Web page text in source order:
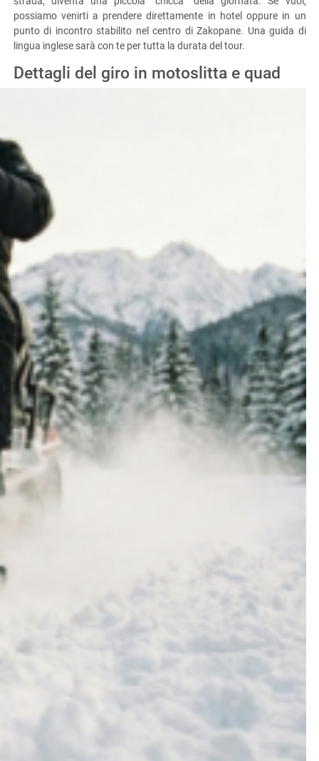
strada, diventa una piccola “chicca” della giornata. Se vuoi,
possiamo venirti a prendere direttamente in hotel oppure in un
punto di incontro stabilito nel centro di Zakopane. Una guida di
lingua inglese sarà con te per tutta la durata del tour.
Dettagli del giro in motoslitta e quad